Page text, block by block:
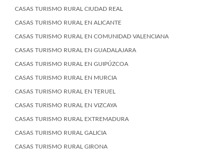
CASAS TURISMO RURAL CIUDAD REAL
CASAS TURISMO RURAL EN ALICANTE
CASAS TURISMO RURAL EN COMUNIDAD VALENCIANA
CASAS TURISMO RURAL EN GUADALAJARA
CASAS TURISMO RURAL EN GUIPÚZCOA
CASAS TURISMO RURAL EN MURCIA
CASAS TURISMO RURAL EN TERUEL
CASAS TURISMO RURAL EN VIZCAYA
CASAS TURISMO RURAL EXTREMADURA
CASAS TURISMO RURAL GALICIA
CASAS TURISMO RURAL GIRONA